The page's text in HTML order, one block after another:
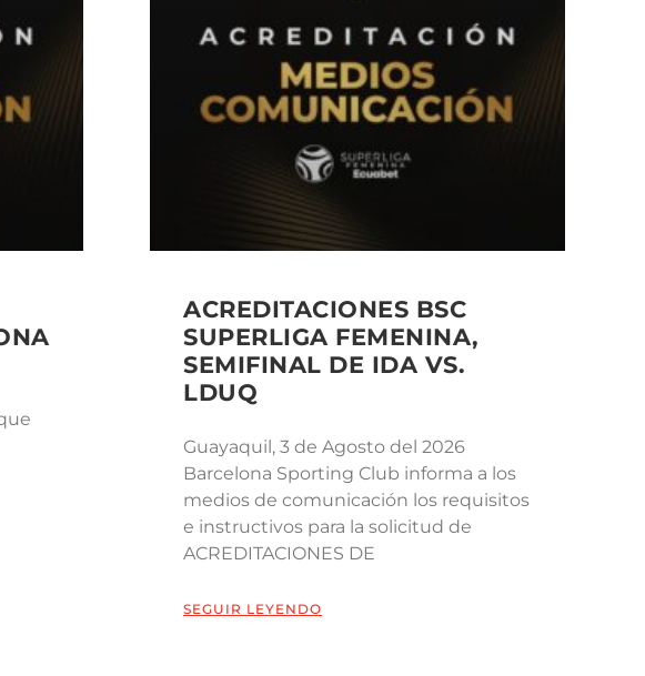
ACREDITACIONES BSC
SUPERLIGA FEMENINA,
SEMIFINAL DE IDA VS.
LDUQ
Guayaquil, 3 de Agosto del 2026
Barcelona Sporting Club informa a los
medios de comunicación los requisitos
e instructivos para la solicitud de
ACREDITACIONES DE
SEGUIR LEYENDO